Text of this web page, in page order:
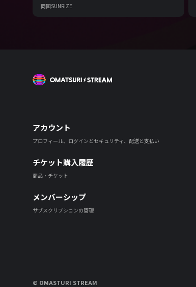
両国SUNRIZE
アカウント
プロフィール、ログインとセキュリティ、配送と支払い
チケット購入履歴
商品・チケット
メンバーシップ
サブスクリプションの管理
© OMASTURI STREAM